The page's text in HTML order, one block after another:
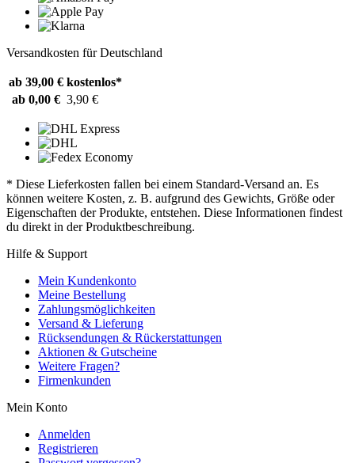
Versandkosten für Deutschland
ab 39,00 € kostenlos*
ab 0,00 € 3,90 €
* Diese Lieferkosten fallen bei einem Standard-Versand an. Es
können weitere Kosten, z. B. aufgrund des Gewichts, Größe oder
Eigenschaften der Produkte, entstehen. Diese Informationen findest
du direkt in der Produktbeschreibung.
Hilfe & Support
Mein Kundenkonto
Meine Bestellung
Zahlungsmöglichkeiten
Versand & Lieferung
Rücksendungen & Rückerstattungen
Aktionen & Gutscheine
Weitere Fragen?
Firmenkunden
Mein Konto
Anmelden
Registrieren